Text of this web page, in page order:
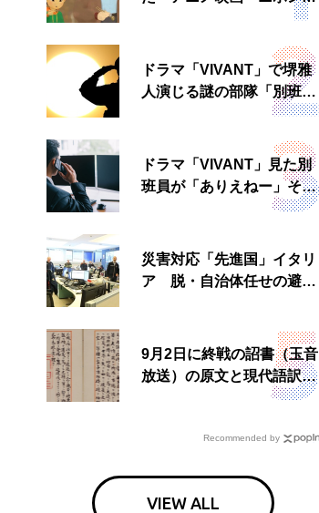
ドラマ「VIVANT」で堺雅
人演じる謎の部隊「別班」
は実在する？内情知る人物
ドラマ「VIVANT」見た別
班員が「ありえねー」その
理由とは 非公然組織ゆえ
災害対応「先進国」イタリ
ア 脱・自治体任せの避難
9月2日に終戦の詔書（玉音
放送）の原文と現代語訳を
読む もう一つの「終戦の
Recommended by
VIEW ALL